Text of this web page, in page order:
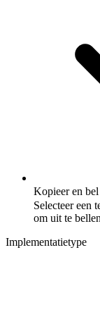
Kopieer en bel
Selecteer een
om uit te
Implementatietype